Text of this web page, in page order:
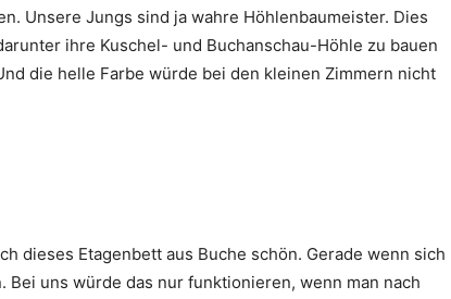
Unsere Jungs sind ja wahre Höhlenbaumeister. Dies
ihre Kuschel- und Buchanschau-Höhle zu bauen
die helle Farbe würde bei den kleinen Zimmern nicht
dieses Etagenbett aus Buche schön. Gerade wenn sich
uns würde das nur funktionieren, wenn man nach